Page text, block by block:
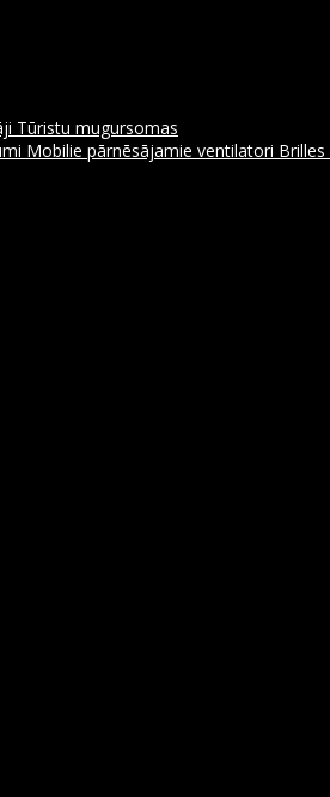
Tūristu mugursomas
Mobilie pārnēsājamie ventilatori Brilles